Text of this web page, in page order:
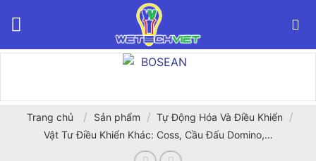
Trang chủ / Sản phẩm / Tự Động Hóa Và Điều Khiển /
Vật Tư Điều Khiển Khác: Coss, Cầu Đấu Domino,…